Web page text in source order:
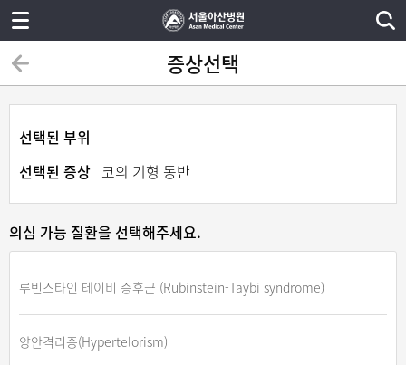
증상선택
선택된 부위
선택된 증상 코의 기형 동반
의심 가능 질환을 선택해주세요.
루빈스타인 테이비 증후군 (Rubinstein-Taybi syndrome)
양안격리증(Hypertelorism)